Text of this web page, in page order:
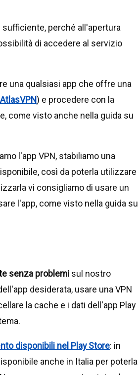
perché all'apertura
di accedere al servizio
una qualsiasi app che offre una
AtlasVPN) e procedere con la
come visto anche nella guida su
l'app VPN, stabiliamo una
così da poterla utilizzare
vi consigliamo di usare un
l'app, come visto nella guida su
senza problemi sul nostro
desiderata, usare una VPN
la cache e i dati dell'app Play
disponibili nel Play Store: in
anche in Italia per poterla